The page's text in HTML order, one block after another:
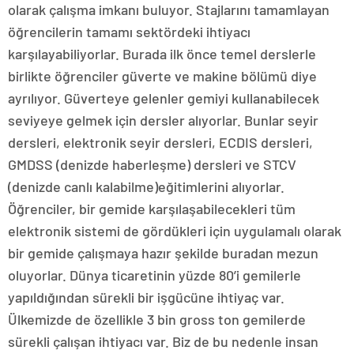
olarak çalışma imkanı buluyor. Stajlarını tamamlayan
öğrencilerin tamamı sektördeki ihtiyacı
karşılayabiliyorlar. Burada ilk önce temel derslerle
birlikte öğrenciler güverte ve makine bölümü diye
ayrılıyor. Güverteye gelenler gemiyi kullanabilecek
seviyeye gelmek için dersler alıyorlar. Bunlar seyir
dersleri, elektronik seyir dersleri, ECDIS dersleri,
GMDSS (denizde haberleşme) dersleri ve STCV
(denizde canlı kalabilme)eğitimlerini alıyorlar.
Öğrenciler, bir gemide karşılaşabilecekleri tüm
elektronik sistemi de gördükleri için uygulamalı olarak
bir gemide çalışmaya hazır şekilde buradan mezun
oluyorlar. Dünya ticaretinin yüzde 80’i gemilerle
yapıldığından sürekli bir işgücüne ihtiyaç var.
Ülkemizde de özellikle 3 bin gross ton gemilerde
sürekli çalışan ihtiyacı var. Biz de bu nedenle insan